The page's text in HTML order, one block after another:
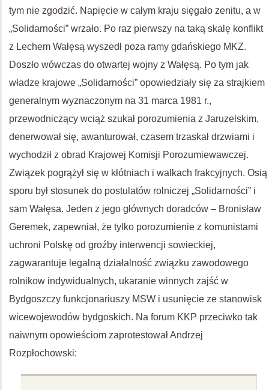
tym nie zgodzić. Napięcie w całym kraju sięgało zenitu, a w
„Solidarności” wrzało. Po raz pierwszy na taką skalę konflikt
z Lechem Wałęsą wyszedł poza ramy gdańskiego MKZ.
Doszło wówczas do otwartej wojny z Wałęsą. Po tym jak
władze krajowe „Solidarności” opowiedziały się za strajkiem
generalnym wyznaczonym na 31 marca 1981 r.,
przewodniczący wciąż szukał porozumienia z Jaruzelskim,
denerwował się, awanturował, czasem trzaskał drzwiami i
wychodził z obrad Krajowej Komisji Porozumiewawczej.
Związek pogrążył się w kłótniach i walkach frakcyjnych. Osią
sporu był stosunek do postulatów rolniczej „Solidarności” i
sam Wałęsa. Jeden z jego głównych doradców – Bronisław
Geremek, zapewniał, że tylko porozumienie z komunistami
uchroni Polskę od groźby interwencji sowieckiej,
zagwarantuje legalną działalność związku zawodowego
rolnikow indywidualnych, ukaranie winnych zajść w
Bydgoszczy funkcjonariuszy MSW i usunięcie ze stanowisk
wicewojewodów bydgoskich. Na forum KKP przeciwko tak
naiwnym opowieściom zaprotestował Andrzej
Rozpłochowski: